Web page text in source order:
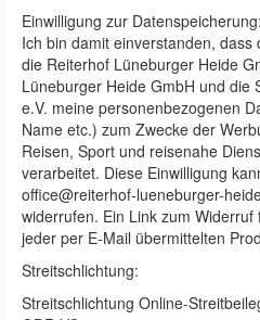
Einwilligung zur Datenspeicherung:
Ich bin damit einverstanden, dass
die Reiterhof Lüneburger Heide
Lüneburger Heide GmbH und die
e.V. meine personenbezogenen
Name etc.) zum Zwecke der
Reisen, Sport und reisenahe
verarbeitet. Diese Einwilligung
office@reiterhof-lueneburger-
widerrufen. Ein Link zum
jeder per E-Mail übermittelten
Streitschlichtung:
Streitschlichtung Online-